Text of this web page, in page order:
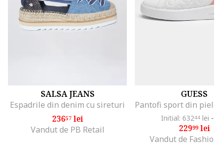
SALSA JEANS
Espadrile din denim cu sireturi
23657lei
Vandut de PB Retail
GUESS
Initial: 63244 lei -
22999lei
Vandut de Fashion